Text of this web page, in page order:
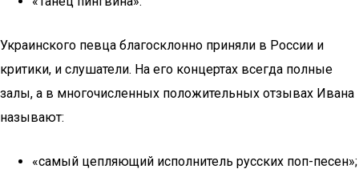
Украинского певца благосклонно приняли в России и
критики, и слушатели. На его концертах всегда полные
залы, а в многочисленных положительных отзывах Ивана
называют:
«самый цепляющий исполнитель русских поп-песен»;